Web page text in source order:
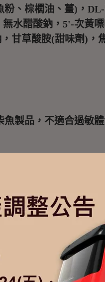
、棕櫚油、薑)，
水醋酸鈉，5'-次黃
甘草酸胺(甜味劑)，
製品，不適合過敏